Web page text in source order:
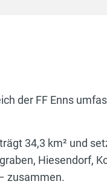
der FF Enns
34,3 km² und
Hiesendorf,
zusammen.